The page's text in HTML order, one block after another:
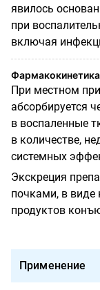
явилось
при
включая
Фармакокинетика
При местном
абсорбируется
в воспаленные
в количестве,
системных
Экскреция
почками, в виде
продуктов
Применение